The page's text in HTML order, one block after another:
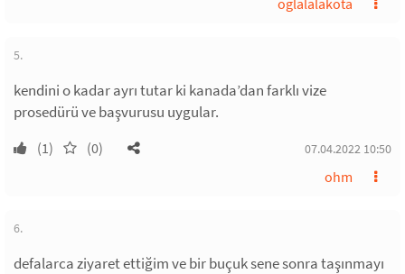
oglalalakota
5.
kendini o kadar ayrı tutar ki kanada’dan farklı vize
prosedürü ve başvurusu uygular.
(1) (0) 07.04.2022 10:50
ohm
6.
defalarca ziyaret ettiğim ve bir buçuk sene sonra taşınmayı